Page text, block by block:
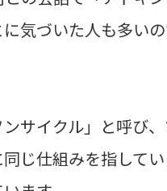
気づいた人も多い
サイクル」と呼び
じ仕組みを指して